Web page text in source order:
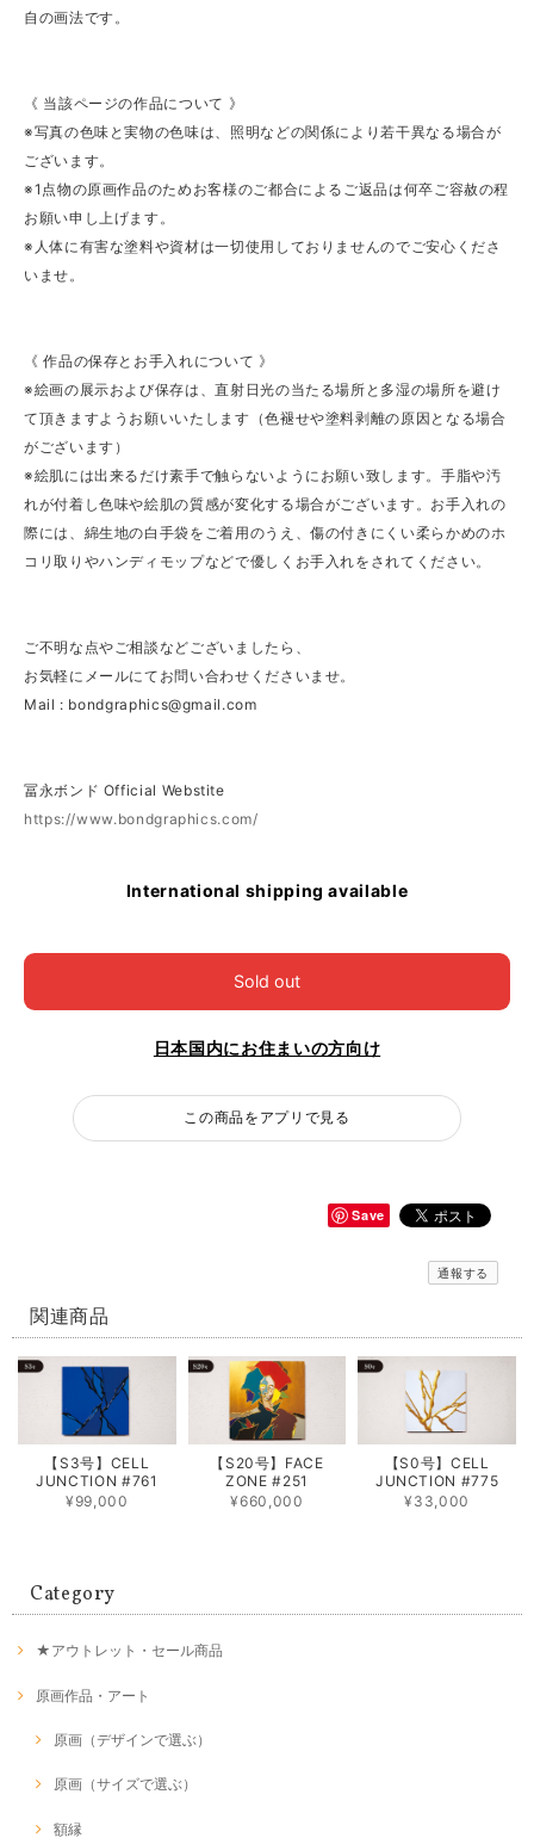
自の画法です。
《 当該ページの作品について 》
※写真の色味と実物の色味は、照明などの関係により若干異なる場合が
ございます。
※1点物の原画作品のためお客様のご都合によるご返品は何卒ご容赦の程
お願い申し上げます。
※人体に有害な塗料や資材は一切使用しておりませんのでご安心くださ
いませ。
《 作品の保存とお手入れについて 》
※絵画の展示および保存は、直射日光の当たる場所と多湿の場所を避け
て頂きますようお願いいたします（色褪せや塗料剥離の原因となる場合
がございます）
※絵肌には出来るだけ素手で触らないようにお願い致します。手脂や汚
れが付着し色味や絵肌の質感が変化する場合がございます。お手入れの
際には、綿生地の白手袋をご着用のうえ、傷の付きにくい柔らかめのホ
コリ取りやハンディモップなどで優しくお手入れをされてください。
ご不明な点やご相談などございましたら、
お気軽にメールにてお問い合わせくださいませ。
Mail : bondgraphics@gmail.com
冨永ボンド Official Webstite
https://www.bondgraphics.com/
International shipping available
Sold out
日本国内にお住まいの方向け
この商品をアプリで見る
Save
通報する
関連商品
【S3号】CELL
JUNCTION #761
¥99,000
【S20号】FACE
ZONE #251
¥660,000
【S0号】CELL
JUNCTION #775
¥33,000
Category
★アウトレット・セール商品
原画作品・アート
原画（デザインで選ぶ）
原画（サイズで選ぶ）
額縁